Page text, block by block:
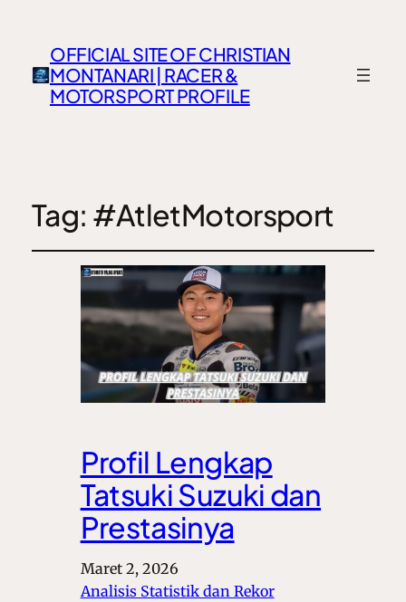
OFFICIAL SITE OF CHRISTIAN
MONTANARI | RACER &
MOTORSPORT PROFILE
Tag: #AtletMotorsport
Profil Lengkap
Tatsuki Suzuki dan
Prestasinya
Maret 2, 2026
Analisis Statistik dan Rekor